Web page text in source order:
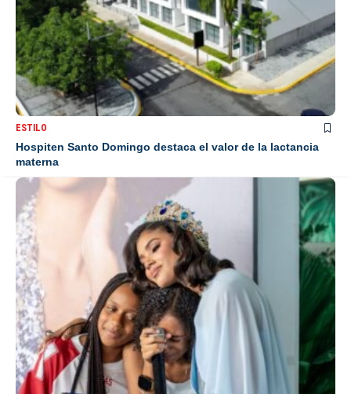
ESTILO
Hospiten Santo Domingo destaca el valor de la lactancia
materna